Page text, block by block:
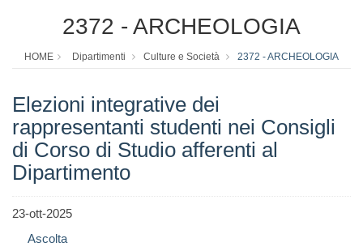
2372 - ARCHEOLOGIA
HOME Dipartimenti Culture e Società 2372 - ARCHEOLOGIA
Elezioni integrative dei
rappresentanti studenti nei Consigli
di Corso di Studio afferenti al
Dipartimento
23-ott-2025
Ascolta